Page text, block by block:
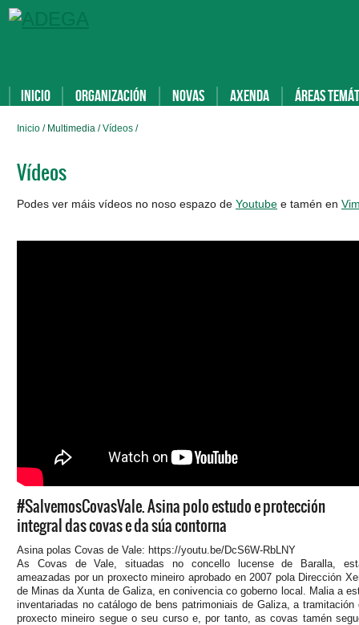
Inicio Organización Novas Axenda Áreas
Inicio / Multimedia /Vídeos /
Vídeos
Podes ver máis vídeos no noso espazo de Youtube e tamén en
#SalvemosCovasVale. Asina polo estudo e protección
integral das covas e da súa contorna
Asina polas Covas de Vale: https://youtu.be/DcS6W-RbLNY
As Covas de Vale, situadas no concello lucense de Baralla,
ameazadas por un proxecto mineiro aprobado en 2007 pola Dirección
de Minas da Xunta de Galiza, en conivencia co goberno local. Malia a
inventariadas no catálogo de bens patrimoniais de Galiza, a tramitación
proxecto mineiro segue o seu curso e, por tanto, as covas tamén